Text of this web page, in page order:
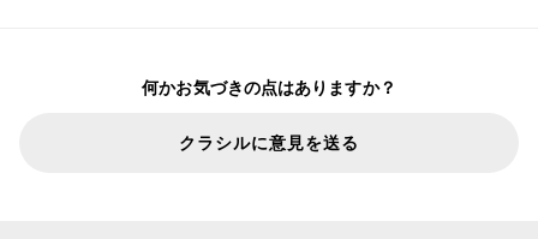
何かお気づきの点はありますか？
クラシルに意見を送る